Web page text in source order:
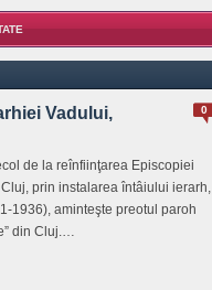
0
Vadului,
de la reînfiinţarea Episcopiei
prin instalarea întâiului ierarh,
1936), aminteşte preotul paroh
din Cluj.…